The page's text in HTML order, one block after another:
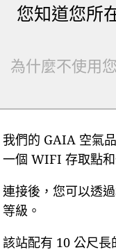
您知道您所
為什麼不使用
我們的 GAIA 空氣
一個 WIFI 存取點和
連接後，您可以透
等級。
該站配有 10 公尺長